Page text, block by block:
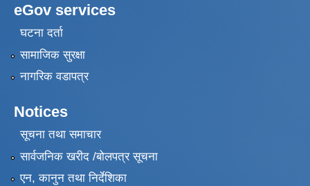
eGov services
घटना दर्ता
सामाजिक सुरक्षा
नागरिक वडापत्र
Notices
सूचना तथा समाचार
सार्वजनिक खरीद /बोलपत्र सूचना
एन, कानुन तथा निर्देशिका